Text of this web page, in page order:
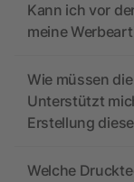
Kann ich vor
meine
Wie müssen
Unterstützt
Erstellung
Welche